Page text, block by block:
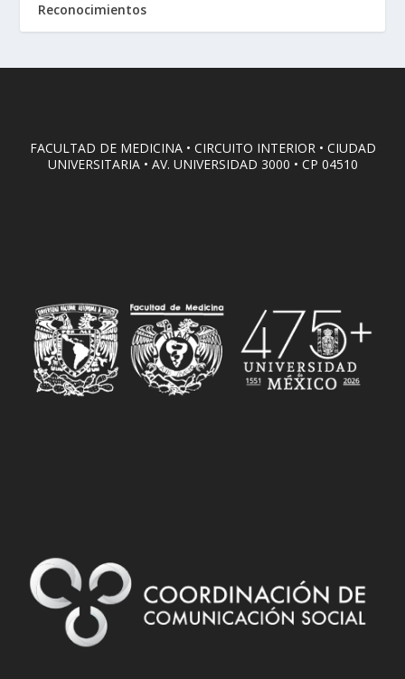
Reconocimientos
FACULTAD DE MEDICINA • CIRCUITO INTERIOR • CIUDAD
UNIVERSITARIA • AV. UNIVERSIDAD 3000 • CP 04510